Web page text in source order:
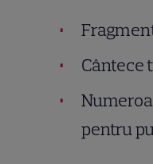
Cântece
pentru